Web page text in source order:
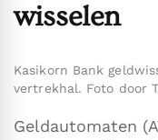
wisselen
Kasikorn Bank
vertrekhal. Foto door
Geldautomaten